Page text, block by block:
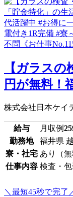
【ガラスの
円が無料！
株式会社日本ケイ
給与 月収例
勤務地
福井県
寮・社宅 あり（無
仕事内容 検査・
＼最短45秒で完了